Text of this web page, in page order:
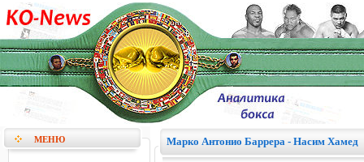
МЕНЮ Марко Антонио Баррера - Насим Хамед